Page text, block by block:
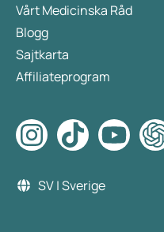
Vårt Medicinska Råd
Blogg
Sajtkarta
Affiliateprogram
SV | Sverige